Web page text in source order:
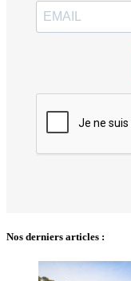
Nos derniers articles :